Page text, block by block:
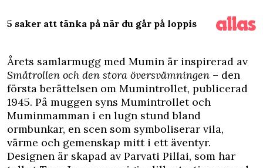
5 saker att tänka på när du går på loppis
Årets samlarmugg med Mumin är inspirerad av
Småtrollen och den stora översvämningen – den
första berättelsen om Mumintrollet, publicerad
1945. På muggen syns Mumintrollet och
Muminmamman i en lugn stund bland
ormbunkar, en scen som symboliserar vila,
värme och gemenskap mitt i ett äventyr.
Designen är skapad av Parvati Pillai, som har